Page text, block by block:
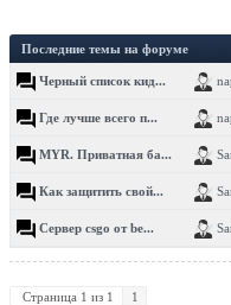
Последние темы на форуме
Черный список кид...
Где лучше всего п...
MYR. Приватная ба...
Как защитить свой...
Сервер csgo от be...
Страница 1 из 1
1